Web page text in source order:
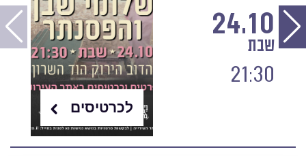
24.10
שבת
21:30
לכרטיסים